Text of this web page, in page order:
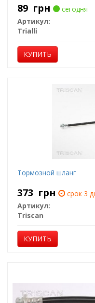
89 грн
сегодня
Артикул:
Trialli
КУПИТЬ
Тормозной шланг
373 грн
срок 3
Артикул:
Triscan
КУПИТЬ